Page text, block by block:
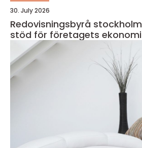
30. July 2026
Redovisningsbyrå stockholm så väljer du rätt
stöd för företagets ekonomi